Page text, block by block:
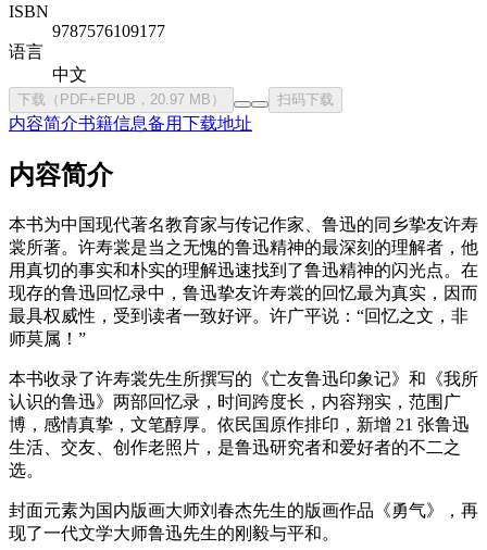
ISBN
9787576109177
语言
中文
下载（PDF+EPUB，20.97 MB） 扫码下载
内容简介书籍信息备用下载地址
内容简介
本书为中国现代著名教育家与传记作家、鲁迅的同乡挚友许寿
裳所著。许寿裳是当之无愧的鲁迅精神的最深刻的理解者，他
用真切的事实和朴实的理解迅速找到了鲁迅精神的闪光点。在
现存的鲁迅回忆录中，鲁迅挚友许寿裳的回忆最为真实，因而
最具权威性，受到读者一致好评。许广平说：“回忆之文，非
师莫属！”
本书收录了许寿裳先生所撰写的《亡友鲁迅印象记》和《我所
认识的鲁迅》两部回忆录，时间跨度长，内容翔实，范围广
博，感情真挚，文笔醇厚。依民国原作排印，新增 21 张鲁迅
生活、交友、创作老照片，是鲁迅研究者和爱好者的不二之
选。
封面元素为国内版画大师刘春杰先生的版画作品《勇气》，再
现了一代文学大师鲁迅先生的刚毅与平和。